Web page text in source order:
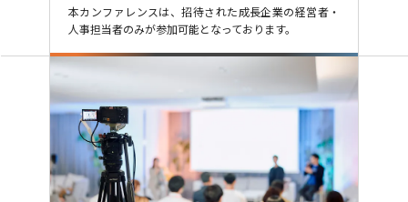
本カンファレンスは、招待された成長企業の経営者・
人事担当者のみが参加可能となっております。